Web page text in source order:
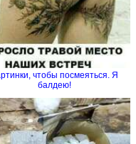
чтобы посмеяться. Я
балдею!